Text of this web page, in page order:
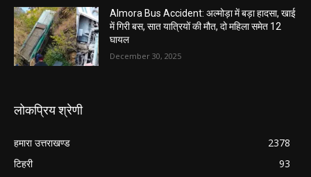
Almora Bus Accident: अल्मोड़ा में बड़ा हादसा, खाई
में गिरी बस, सात यात्रियों की मौत, दो महिला समेत 12
घायल
December 30, 2025
लोकप्रिय श्रेणी
हमारा उत्तराखण्ड
2378
टिहरी
93